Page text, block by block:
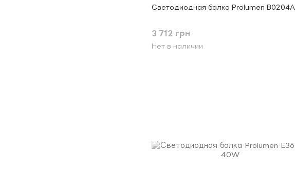
Светодиодная балка Prolumen B0204A
3 712 грн
Нет в наличии